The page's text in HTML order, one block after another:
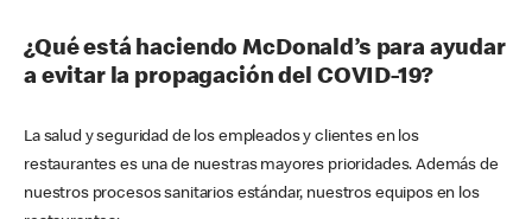
¿Qué está haciendo McDonald’s para ayudar
a evitar la propagación del COVID-19?
La salud y seguridad de los empleados y clientes en los
restaurantes es una de nuestras mayores prioridades. Además de
nuestros procesos sanitarios estándar, nuestros equipos en los